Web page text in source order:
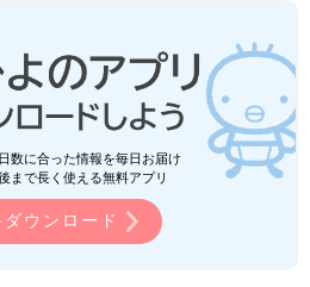
数に合った情報を毎日お届け
まで長く使える無料アプリ
ウンロード